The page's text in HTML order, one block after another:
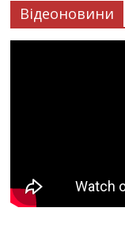
Відеоновини